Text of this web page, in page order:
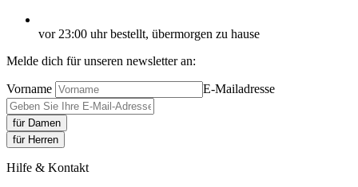
vor 23:00 uhr bestellt, übermorgen zu hause
Melde dich für unseren newsletter an:
Vorname E-Mailadresse
für Damen
für Herren
Hilfe & Kontakt